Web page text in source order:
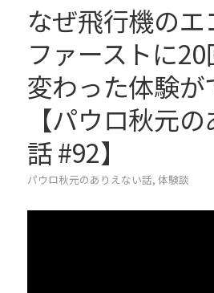
なぜ飛行機の
ファーストに
変わった体験が
【パウロ秋元
話 #92】
パウロ秋元のありえない話, 体験談